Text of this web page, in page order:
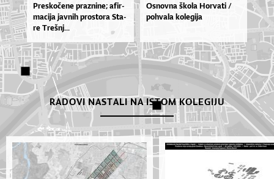
Pres­ko­če­ne praz­ni­ne; afir­
ma­ci­ja jav­nih pros­to­ra Sta­
re Treš­nj...
Os­nov­na ško­la Hor­va­ti /
po­hva­la ko­le­gi­ja
RADOVI NASTALI NA ISTOM KOLEGIJU